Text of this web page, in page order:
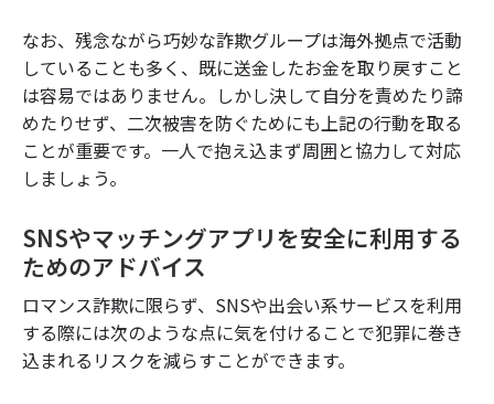
なお、残念ながら巧妙な詐欺グループは海外拠点で活動
していることも多く、既に送金したお金を取り戻すこと
は容易ではありません。しかし決して自分を責めたり諦
めたりせず、二次被害を防ぐためにも上記の行動を取る
ことが重要です。一人で抱え込まず周囲と協力して対応
しましょう。
SNSやマッチングアプリを安全に利用する
ためのアドバイス
ロマンス詐欺に限らず、SNSや出会い系サービスを利用
する際には次のような点に気を付けることで犯罪に巻き
込まれるリスクを減らすことができます。